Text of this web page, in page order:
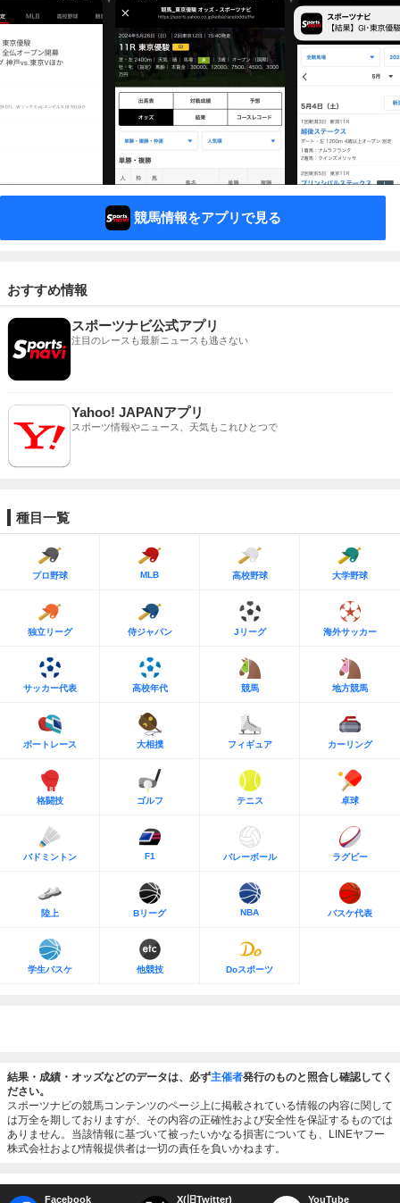
競馬情報をアプリで見る
おすすめ情報
スポーツナビ公式アプリ
注目のレースも最新ニュースも逃さない
Yahoo! JAPANアプリ
スポーツ情報やニュース、天気もこれひとつで
種目一覧
プロ野球 MLB 高校野球 大学野球
独立リーグ 侍ジャパン Jリーグ 海外サッカー
サッカー代表 高校年代 競馬 地方競馬
ボートレース 大相撲 フィギュア カーリング
格闘技 ゴルフ テニス 卓球
バドミントン F1 バレーボール ラグビー
陸上 Bリーグ NBA バスケ代表
学生バスケ 他競技 Doスポーツ
結果・成績・オッズなどのデータは、必ず主催者発行のものと照合し確認してく
ださい。
スポーツナビの競馬コンテンツのページ上に掲載されている情報の内容に関して
は万全を期しておりますが、その内容の正確性および安全性を保証するものでは
ありません。当該情報に基づいて被ったいかなる損害についても、LINEヤフー
株式会社および情報提供者は一切の責任を負いかねます。
Facebook X(旧Twitter) YouTube